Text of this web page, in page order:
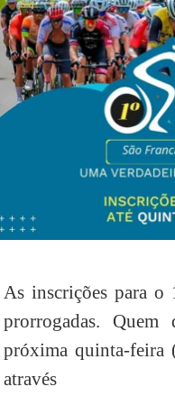
As inscrições para o
prorrogadas.
próxima quinta-feira
através